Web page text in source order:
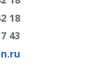
18
43